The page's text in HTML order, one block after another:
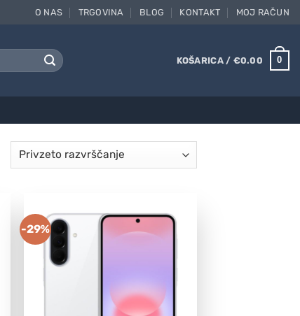
O NAS TRGOVINA BLOG KONTAKT MOJ RAČUN
KOŠARICA / €0.00 0
-29%